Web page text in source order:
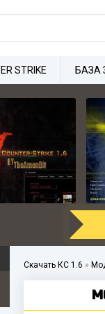
Скачать КС 1.6 »
STRIKE БАЗА